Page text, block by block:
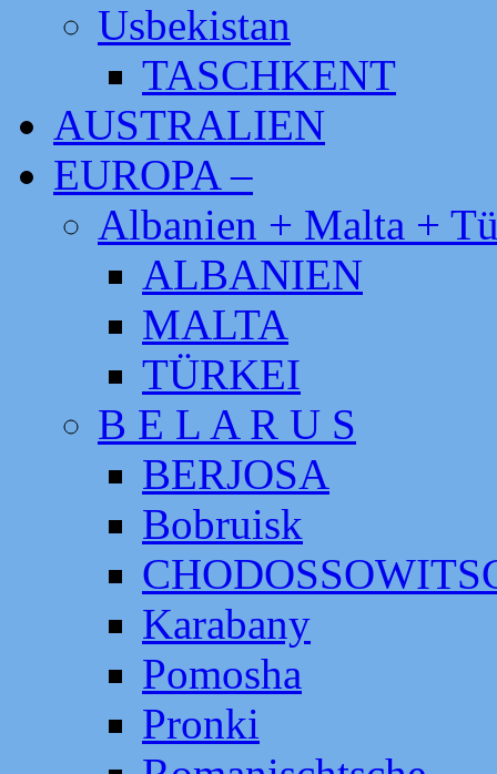
Usbekistan
TASCHKENT
AUSTRALIEN
EUROPA –
Albanien + Malta +
ALBANIEN
MALTA
TÜRKEI
B E L A R U S
BERJOSA
Bobruisk
Karabany
Pomosha
Pronki